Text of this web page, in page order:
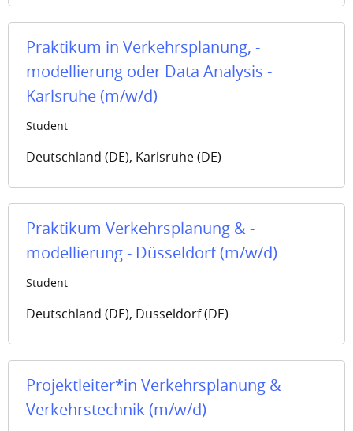
Praktikum in Verkehrsplanung, -
modellierung oder Data Analysis -
Karlsruhe (m/w/d)
Student
Deutschland (DE), Karlsruhe (DE)
Praktikum Verkehrsplanung & -
modellierung - Düsseldorf (m/w/d)
Student
Deutschland (DE), Düsseldorf (DE)
Projektleiter*in Verkehrsplanung &
Verkehrstechnik (m/w/d)